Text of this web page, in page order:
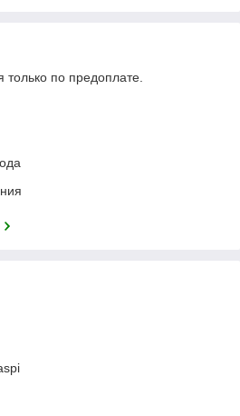
только по предоплате.